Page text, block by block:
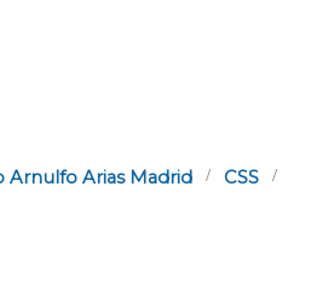
Arnulfo Arias Madrid CSS